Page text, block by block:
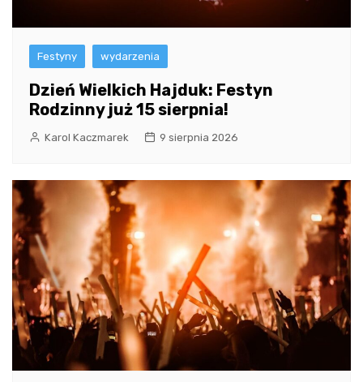
Festyny wydarzenia
Dzień Wielkich Hajduk: Festyn
Rodzinny już 15 sierpnia!
Karol Kaczmarek 9 sierpnia 2026